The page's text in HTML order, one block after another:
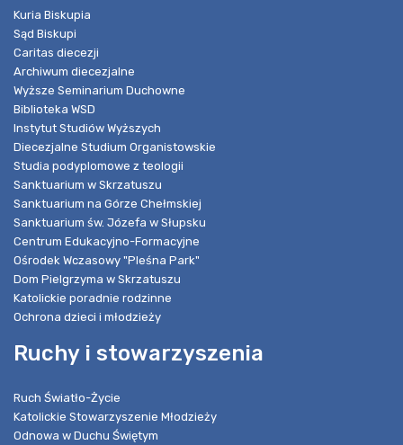
Kuria Biskupia
Sąd Biskupi
Caritas diecezji
Archiwum diecezjalne
Wyższe Seminarium Duchowne
Biblioteka WSD
Instytut Studiów Wyższych
Diecezjalne Studium Organistowskie
Studia podyplomowe z teologii
Sanktuarium w Skrzatuszu
Sanktuarium na Górze Chełmskiej
Sanktuarium św. Józefa w Słupsku
Centrum Edukacyjno-Formacyjne
Ośrodek Wczasowy "Pleśna Park"
Dom Pielgrzyma w Skrzatuszu
Katolickie poradnie rodzinne
Ochrona dzieci i młodzieży
Ruchy i stowarzyszenia
Ruch Światło-Życie
Katolickie Stowarzyszenie Młodzieży
Odnowa w Duchu Świętym